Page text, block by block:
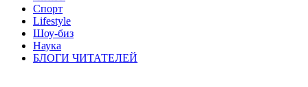
Спорт
Lifestyle
Шоу-биз
Наука
БЛОГИ ЧИТАТЕЛЕЙ